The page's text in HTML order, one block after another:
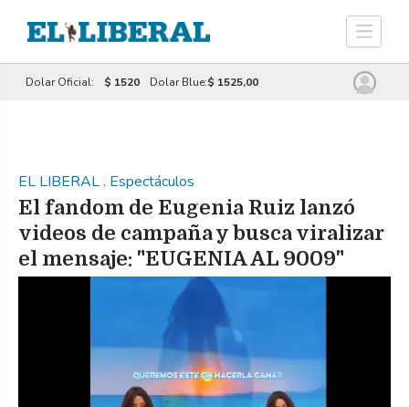
Dolar Oficial: $ 1520 Dolar Blue:$ 1525,00
EL LIBERAL. Espectáculos
El fandom de Eugenia Ruiz lanzó
videos de campaña y busca viralizar
el mensaje: "EUGENIA AL 9009"